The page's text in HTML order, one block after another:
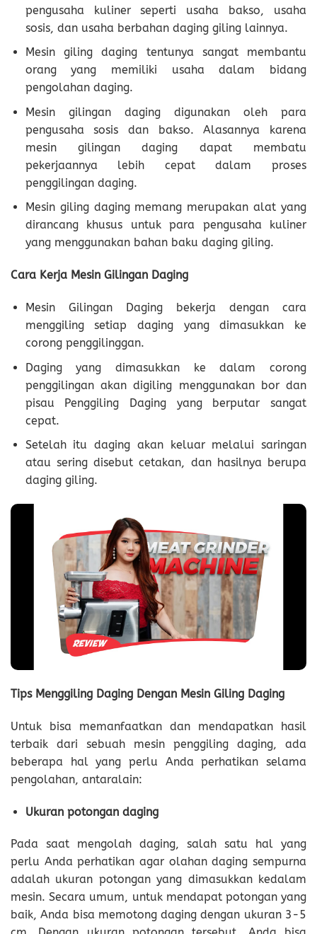
pengusaha kuliner seperti usaha bakso, usaha
sosis, dan usaha berbahan daging giling lainnya.
Mesin giling daging tentunya sangat membantu
orang yang memiliki usaha dalam bidang
pengolahan daging.
Mesin gilingan daging digunakan oleh para
pengusaha sosis dan bakso. Alasannya karena
mesin gilingan daging dapat membatu
pekerjaannya lebih cepat dalam proses
penggilingan daging.
Mesin giling daging memang merupakan alat yang
dirancang khusus untuk para pengusaha kuliner
yang menggunakan bahan baku daging giling.
Cara Kerja Mesin Gilingan Daging
Mesin Gilingan Daging bekerja dengan cara
menggiling setiap daging yang dimasukkan ke
corong penggilinggan.
Daging yang dimasukkan ke dalam corong
penggilingan akan digiling menggunakan bor dan
pisau Penggiling Daging yang berputar sangat
cepat.
Setelah itu daging akan keluar melalui saringan
atau sering disebut cetakan, dan hasilnya berupa
daging giling.
Tips Menggiling Daging Dengan Mesin Giling Daging
Untuk bisa memanfaatkan dan mendapatkan hasil
terbaik dari sebuah mesin penggiling daging, ada
beberapa hal yang perlu Anda perhatikan selama
pengolahan, antaralain:
Ukuran potongan daging
Pada saat mengolah daging, salah satu hal yang
perlu Anda perhatikan agar olahan daging sempurna
adalah ukuran potongan yang dimasukkan kedalam
mesin. Secara umum, untuk mendapat potongan yang
baik, Anda bisa memotong daging dengan ukuran 3-5